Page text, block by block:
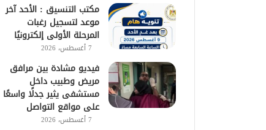
مكتب التنسيق : الأحد آخر
موعد لتسجيل رغبات
المرحلة الأولى إلكترونيًا
7 أغسطس، 2026
فيديو مشادة بين مرافق
مريض وطبيب داخل
مستشفى يثير جدلًا واسعًا
على مواقع التواصل
7 أغسطس، 2026